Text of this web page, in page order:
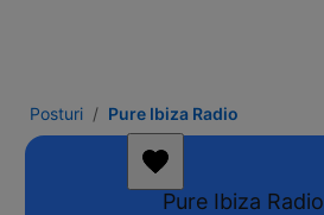
Posturi Pure Ibiza Radio
Pure Ibiza Radio